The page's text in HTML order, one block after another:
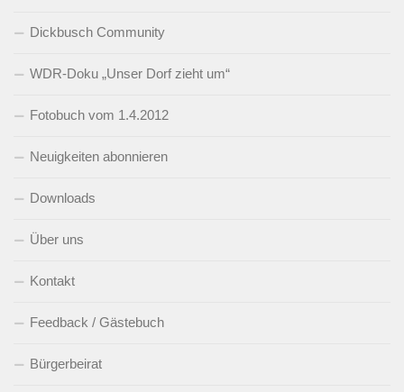
Dickbusch Community
WDR-Doku „Unser Dorf zieht um“
Fotobuch vom 1.4.2012
Neuigkeiten abonnieren
Downloads
Über uns
Kontakt
Feedback / Gästebuch
Bürgerbeirat